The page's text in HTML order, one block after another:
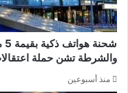
والشرطة تشن حملة
منذ أسبوعين